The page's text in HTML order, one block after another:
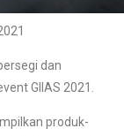
dan
GIIAS 2021.
produk-